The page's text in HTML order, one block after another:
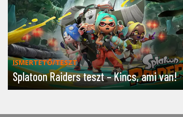
ISMERTETŐ/TESZT
Splatoon Raiders teszt – Kincs, ami van!